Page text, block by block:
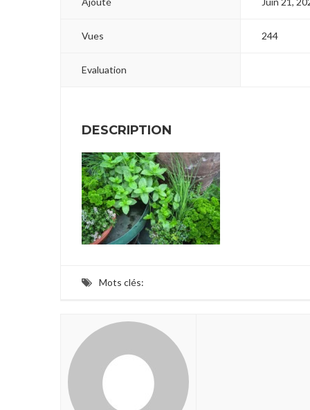
Vues 244
Evaluation
DESCRIPTION
Mots clés: